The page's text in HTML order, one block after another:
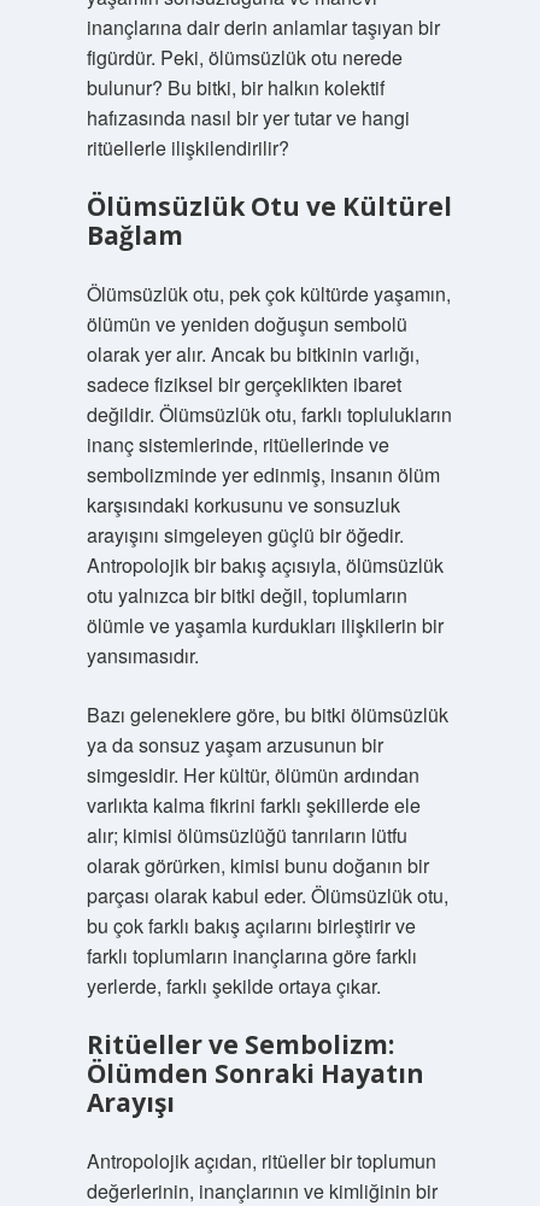
inançlarına dair derin anlamlar taşıyan bir
figürdür. Peki, ölümsüzlük otu nerede
bulunur? Bu bitki, bir halkın kolektif
hafızasında nasıl bir yer tutar ve hangi
ritüellerle ilişkilendirilir?
Ölümsüzlük Otu ve Kültürel
Bağlam
Ölümsüzlük otu, pek çok kültürde yaşamın,
ölümün ve yeniden doğuşun sembolü
olarak yer alır. Ancak bu bitkinin varlığı,
sadece fiziksel bir gerçeklikten ibaret
değildir. Ölümsüzlük otu, farklı toplulukların
inanç sistemlerinde, ritüellerinde ve
sembolizminde yer edinmiş, insanın ölüm
karşısındaki korkusunu ve sonsuzluk
arayışını simgeleyen güçlü bir öğedir.
Antropolojik bir bakış açısıyla, ölümsüzlük
otu yalnızca bir bitki değil, toplumların
ölümle ve yaşamla kurdukları ilişkilerin bir
yansımasıdır.
Bazı geleneklere göre, bu bitki ölümsüzlük
ya da sonsuz yaşam arzusunun bir
simgesidir. Her kültür, ölümün ardından
varlıkta kalma fikrini farklı şekillerde ele
alır; kimisi ölümsüzlüğü tanrıların lütfu
olarak görürken, kimisi bunu doğanın bir
parçası olarak kabul eder. Ölümsüzlük otu,
bu çok farklı bakış açılarını birleştirir ve
farklı toplumların inançlarına göre farklı
yerlerde, farklı şekilde ortaya çıkar.
Ritüeller ve Sembolizm:
Ölümden Sonraki Hayatın
Arayışı
Antropolojik açıdan, ritüeller bir toplumun
değerlerinin, inançlarının ve kimliğinin bir